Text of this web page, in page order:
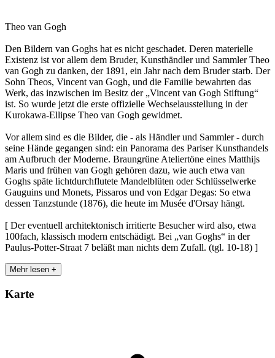
Theo van Gogh
Den Bildern van Goghs hat es nicht geschadet. Deren materielle
Existenz ist vor allem dem Bruder, Kunsthändler und Sammler Theo
van Gogh zu danken, der 1891, ein Jahr nach dem Bruder starb. Der
Sohn Theos, Vincent van Gogh, und die Familie bewahrten das
Werk, das inzwischen im Besitz der „Vincent van Gogh Stiftung“
ist. So wurde jetzt die erste offizielle Wechselausstellung in der
Kurokawa-Ellipse Theo van Gogh gewidmet.
Vor allem sind es die Bilder, die - als Händler und Sammler - durch
seine Hände gegangen sind: ein Panorama des Pariser Kunsthandels
am Aufbruch der Moderne. Braungrüne Ateliertöne eines Matthijs
Maris und frühen van Gogh gehören dazu, wie auch etwa van
Goghs späte lichtdurchflutete Mandelblüten oder Schlüsselwerke
Gauguins und Monets, Pissaros und von Edgar Degas: So etwa
dessen Tanzstunde (1876), die heute im Musée d'Orsay hängt.
[ Der eventuell architektonisch irritierte Besucher wird also, etwa
100fach, klassisch modern entschädigt. Bei „van Goghs“ in der
Paulus-Potter-Straat 7 beläßt man nichts dem Zufall. (tgl. 10-18) ]
Mehr lesen +
Karte